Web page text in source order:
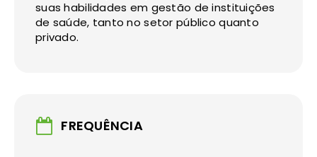
suas habilidades em gestão de instituições
de saúde, tanto no setor público quanto
privado.
FREQUÊNCIA